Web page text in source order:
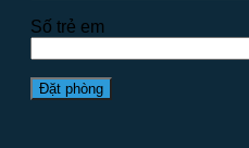
Số trẻ em